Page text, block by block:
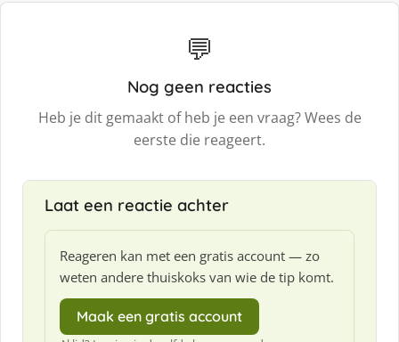
💬
Nog geen reacties
Heb je dit gemaakt of heb je een vraag? Wees de
eerste die reageert.
Laat een reactie achter
Reageren kan met een gratis account — zo
weten andere thuiskoks van wie de tip komt.
Maak een gratis account